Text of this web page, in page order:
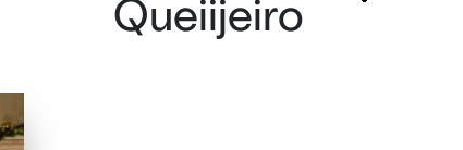
Queiijeiro